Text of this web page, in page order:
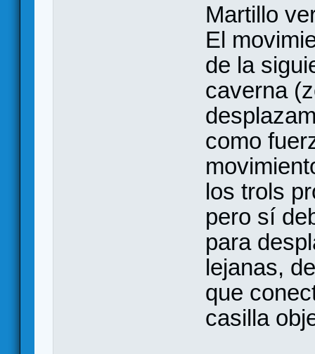
Martillo
El
de la
caverna
como
los trols
pero sí
para
lejanas,
que
casilla